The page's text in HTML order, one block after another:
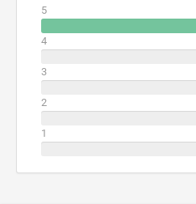
5
4
3
2
1